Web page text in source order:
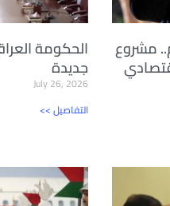
الحكومة
جديدة
July 26, 2026
<< التفاصيل
مشروع